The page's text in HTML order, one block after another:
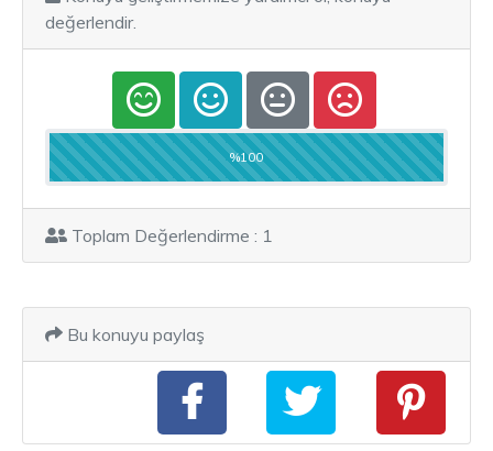
değerlendir.
%100
Toplam Değerlendirme : 1
Bu konuyu paylaş